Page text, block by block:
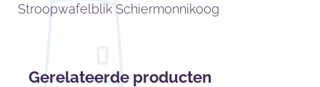
Stroopwafelblik Schiermonnikoog
Gerelateerde producten